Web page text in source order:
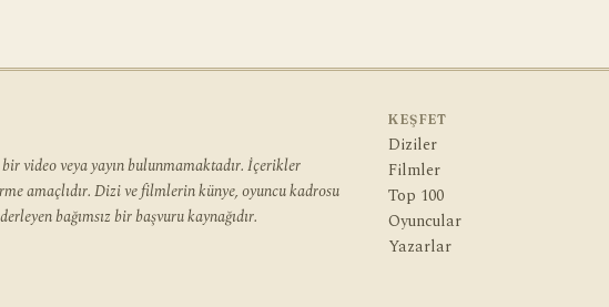
video veya yayın bulunmamaktadır. İçerikler
amaçlıdır. Dizi ve filmlerin künye, oyuncu kadrosu
bağımsız bir başvuru kaynağıdır.
KEŞFET
Diziler
Filmler
Top 100
Oyuncular
Yazarlar